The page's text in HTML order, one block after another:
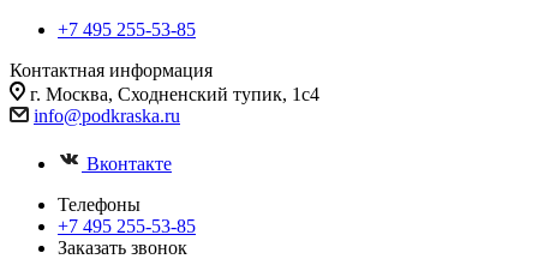
+7 495 255-53-85
Контактная информация
г. Москва, Сходненский тупик, 1с4
info@podkraska.ru
Вконтакте
Телефоны
+7 495 255-53-85
Заказать звонок